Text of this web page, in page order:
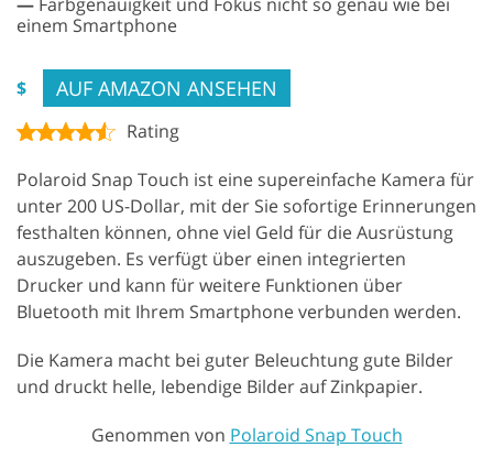
einem Smartphone
$ AUF AMAZON ANSEHEN
Rating
Polaroid Snap Touch ist eine supereinfache Kamera für
unter 200 US-Dollar, mit der Sie sofortige Erinnerungen
festhalten können, ohne viel Geld für die Ausrüstung
auszugeben. Es verfügt über einen integrierten
Drucker und kann für weitere Funktionen über
Bluetooth mit Ihrem Smartphone verbunden werden.
Die Kamera macht bei guter Beleuchtung gute Bilder
und druckt helle, lebendige Bilder auf Zinkpapier.
Genommen von Polaroid Snap Touch